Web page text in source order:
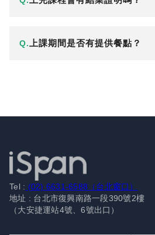
Q. 上課期間是否有提供餐點？
Tel : (02) 6631-6588（台北窗口）
地址 : 台北市復興南路一段390號2樓
（大安捷運站4號、6號出口）